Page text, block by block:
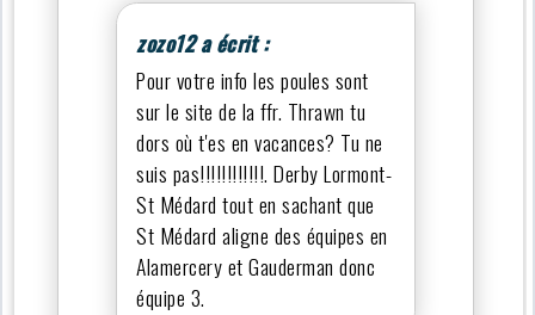
zozo12 a écrit :
Pour votre info les poules sont
sur le site de la ffr. Thrawn tu
dors où t'es en vacances? Tu ne
suis pas!!!!!!!!!!!!. Derby Lormont-
St Médard tout en sachant que
St Médard aligne des équipes en
Alamercery et Gauderman donc
équipe 3.